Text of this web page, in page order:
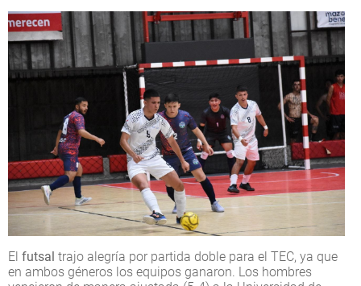
El futsal trajo alegría por partida doble para el TEC, ya que
en ambos géneros los equipos ganaron. Los hombres